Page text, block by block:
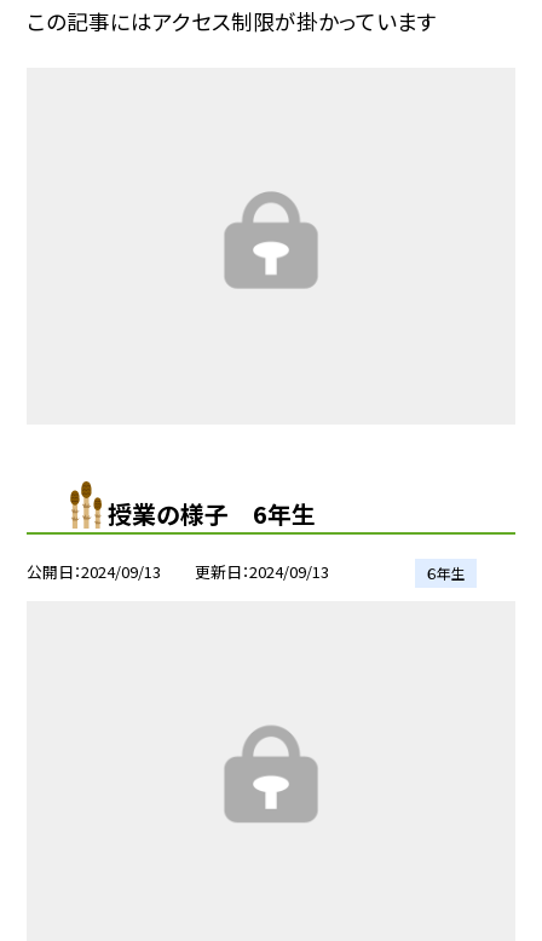
この記事にはアクセス制限が掛かっています
授業の様子 6年生
公開日 2024/09/13 更新日 2024/09/13 ６年生